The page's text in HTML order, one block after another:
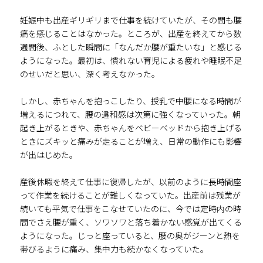
妊娠中も出産ギリギリまで仕事を続けていたが、その間も腰
痛を感じることはなかった。ところが、出産を終えてから数
週間後、ふとした瞬間に「なんだか腰が重たいな」と感じる
ようになった。最初は、慣れない育児による疲れや睡眠不足
のせいだと思い、深く考えなかった。
しかし、赤ちゃんを抱っこしたり、授乳で中腰になる時間が
増えるにつれて、腰の違和感は次第に強くなっていった。朝
起き上がるときや、赤ちゃんをベビーベッドから抱き上げる
ときにズキッと痛みが走ることが増え、日常の動作にも影響
が出はじめた。
産後休暇を終えて仕事に復帰したが、以前のように長時間座
って作業を続けることが難しくなっていた。出産前は残業が
続いても平気で仕事をこなせていたのに、今では定時内の時
間でさえ腰が重く、ソワソワと落ち着かない感覚が出てくる
ようになった。じっと座っていると、腰の奥がジーンと熱を
帯びるように痛み、集中力も続かなくなっていた。